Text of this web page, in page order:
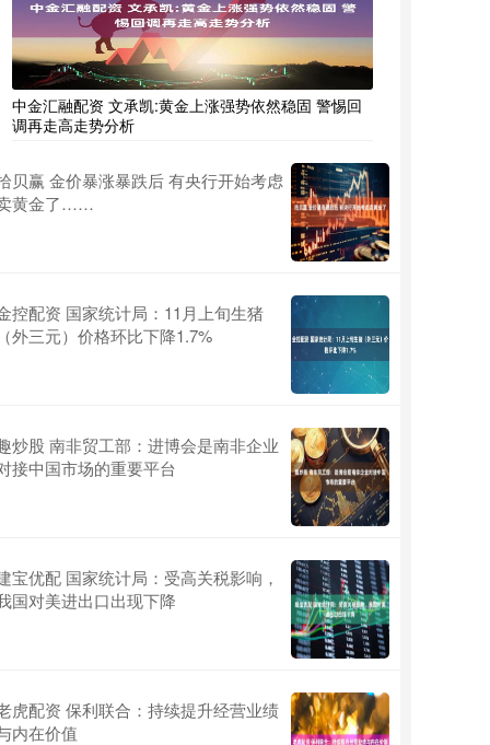
中金汇融配资 文承凯:黄金上涨强势依然稳固 警惕回
调再走高走势分析
贝赢 金价暴涨暴跌后 有央行开始考虑
黄金了……
控配资 国家统计局：11月上旬生猪
外三元）价格环比下降1.7%
炒股 南非贸工部：进博会是南非企业
接中国市场的重要平台
宝优配 国家统计局：受高关税影响，
国对美进出口出现下降
虎配资 保利联合：持续提升经营业绩
内在价值